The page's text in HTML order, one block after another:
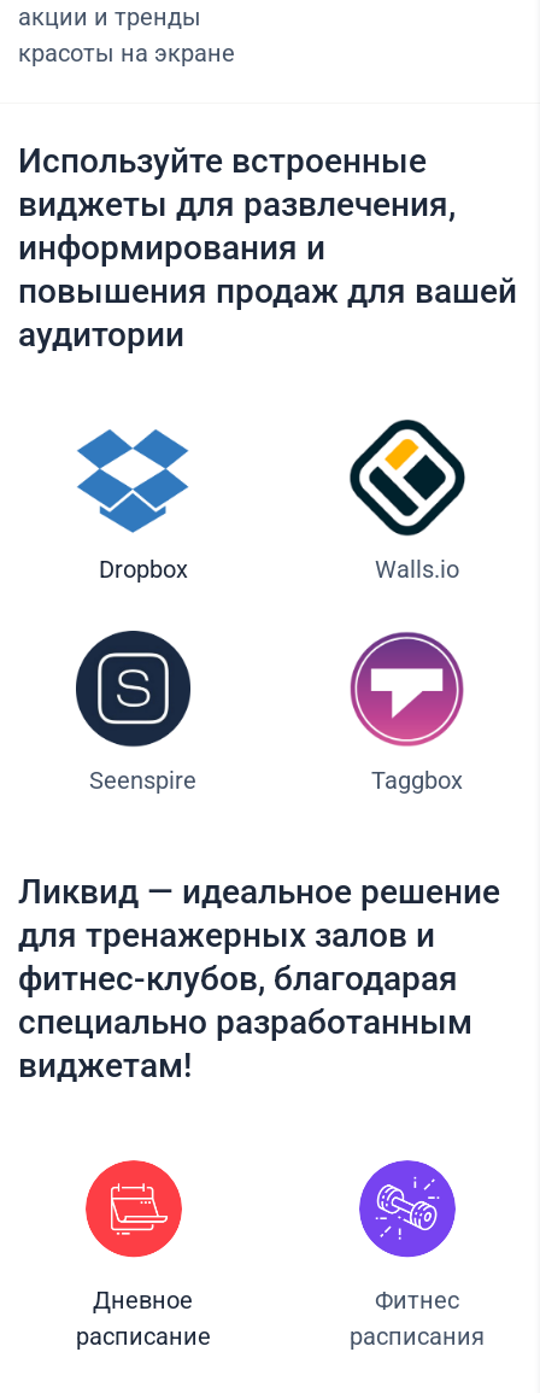
акции и тренды
красоты на экране
Используйте встроенные
виджеты для развлечения,
информирования и
повышения продаж для вашей
аудитории
Dropbox Walls.io
Seenspire Taggbox
Ликвид — идеальное решение
для тренажерных залов и
фитнес-клубов, благодарая
специально разработанным
виджетам!
Дневное
расписание
Фитнес
расписания